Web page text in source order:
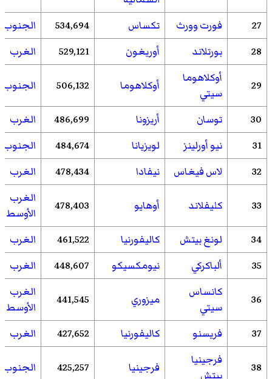
27 فورت وورث تكساس 534,694
الجنوب
28
بورتلاند أوريغون 529,121 الغرب
29
أوكلاهوما
سيتي
أوكلاهوما 506,132 الجنوب
30 توسان أريزونا 486,699
الغرب
31
نيو أورلينز لويزيانا 484,674
الجنوب
32
لاس فيغاس نيفادا 478,434 الغرب
33 كليفلاند أوهايو 478,403
الغرب
الأوسط
34
لونغ بيتش كاليفورنيا 461,522
الغرب
35
ألباكركي نيومكسيكو 448,607 الغرب
36
كانساس
سيتي
ميزوري 441,545
الغرب
الأوسط
37
فريسنو كاليفورنيا 427,652 الغرب
38
فرجينيا
بيتش
فرجينيا 425,257 الجنوب